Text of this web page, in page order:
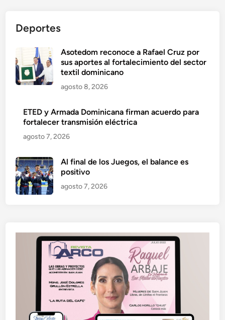
Deportes
Asotedom reconoce a Rafael Cruz por
sus aportes al fortalecimiento del sector
textil dominicano
agosto 8, 2026
ETED y Armada Dominicana firman acuerdo para
fortalecer transmisión eléctrica
agosto 7, 2026
Al final de los Juegos, el balance es
positivo
agosto 7, 2026